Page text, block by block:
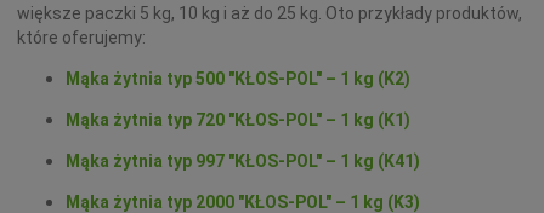
większe paczki 5 kg, 10 kg i aż do 25 kg. Oto przykłady produktów,
które oferujemy:
Mąka żytnia typ 500 "KŁOS-POL" – 1 kg (K2)
Mąka żytnia typ 720 "KŁOS-POL" – 1 kg (K1)
Mąka żytnia typ 997 "KŁOS-POL" – 1 kg (K41)
Mąka żytnia typ 2000 "KŁOS-POL" – 1 kg (K3)